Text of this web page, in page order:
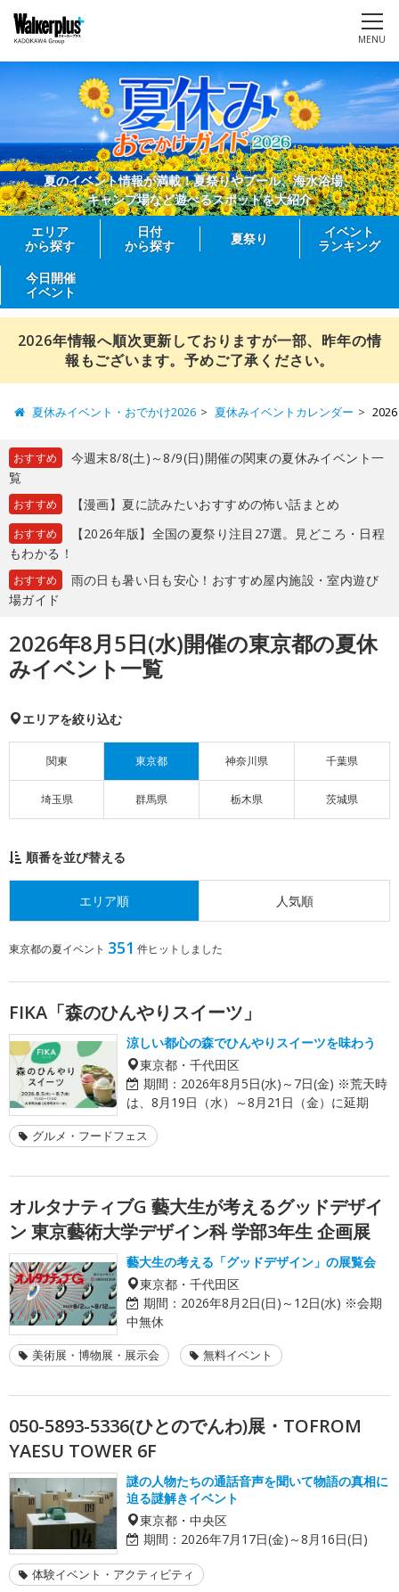
MENU
夏のイベント情報が満載！夏祭りやプール、海水浴場、
キャンプ場など遊べるスポットを大紹介
エリア
から探す
日付
から探す
夏祭り
イベント
ランキング
今日開催
イベント
2026年情報へ順次更新しておりますが一部、昨年の情
報もございます。予めご了承ください。
夏休みイベント・おでかけ2026 夏休みイベントカレンダー
おすすめ
今週末8/8(土)～8/9(日)開催の関東の夏休みイベント一
覧
おすすめ 【漫画】夏に読みたいおすすめの怖い話まとめ
おすすめ
【2026年版】全国の夏祭り注目27選。見どころ・日程
もわかる！
おすすめ
雨の日も暑い日も安心！おすすめ屋内施設・室内遊び
場ガイド
2026年8月5日(水)開催の東京都の夏休
みイベント一覧
エリアを絞り込む
関東 東京都 神奈川県 千葉県
埼玉県 群馬県 栃木県 茨城県
順番を並び替える
エリア順 人気順
東京都の夏イベント 351 件ヒットしました
FIKA「森のひんやりスイーツ」
涼しい都心の森でひんやりスイーツを味わう
東京都・千代田区
期間： 2026年8月5日(水)～7日(金) ※荒天時
は、8月19日（水）～8月21日（金）に延期
グルメ・フードフェス
オルタナティブG 藝大生が考えるグッドデザイ
ン 東京藝術大学デザイン科 学部3年生 企画展
藝大生の考える「グッドデザイン」の展覧会
東京都・千代田区
期間： 2026年8月2日(日)～12日(水) ※会期
中無休
美術展・博物展・展示会 無料イベント
050-5893-5336(ひとのでんわ)展・TOFROM
YAESU TOWER 6F
謎の人物たちの通話音声を聞いて物語の真相に
迫る謎解きイベント
東京都・中央区
期間： 2026年7月17日(金)～8月16日(日)
体験イベント・アクティビティ